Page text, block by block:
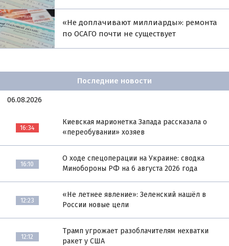
«Не доплачивают миллиарды»: ремонта
по ОСАГО почти не существует
Последние новости
06.08.2026
16:34
Киевская марионетка Запада рассказала о
«переобувании» хозяев
16:10
О ходе спецоперации на Украине: сводка
Минобороны РФ на 6 августа 2026 года
12:23
«Не летнее явление»: Зеленский нашёл в
России новые цели
12:12
Трамп угрожает разоблачителям нехватки
ракет у США